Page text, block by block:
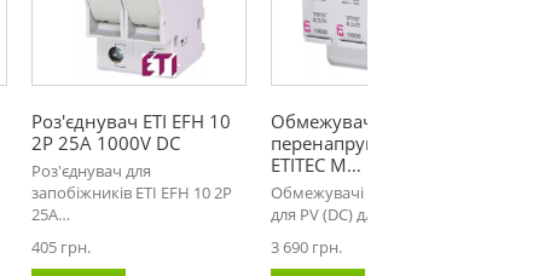
Роз'єднувач ETI EFH 10
2P 25A 1000V DC
Роз'єднувач для
запобіжників ETI EFH 10 2P
25A…
405 грн.
Обмежувач
перенапруги для PV (DC)
ETITEC M…
Обмежувачі перенапруги
для PV (DC) для захисту…
3 690 грн.